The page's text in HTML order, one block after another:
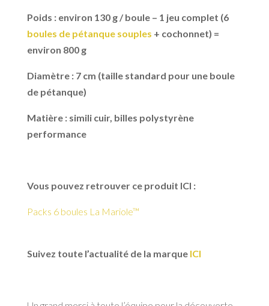
Poids : environ 130 g / boule – 1 jeu complet (6
boules de pétanque souples + cochonnet) =
environ 800 g
Diamètre : 7 cm (taille standard pour une boule
de pétanque)
Matière : simili cuir, billes polystyrène
performance
Vous pouvez retrouver ce produit ICI :
Packs 6 boules La Mariole™
Suivez toute l’actualité de la marque ICI